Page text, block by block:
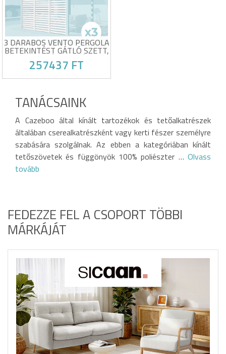
Árnyékot és magánéletet
biztosít pergolájának
3 DARABOS VENTO PERGOLA
BETEKINTÉST GÁTLÓ SZETT,
92 CM, FEHÉR ALUMÍNIUM
LAMELLÁS LÉCEKKEL - PIANA
257437 FT
betekintést gátló roló szett
Alumínium és horganyzott
acél keret
rács a fokozott magánéletért
Egyik oldalt teljesen lezárja,
akár 3 m-ig
Saját sikerének áldozata!
TANÁCSAINK
A Cazeboo által kínált tartozékok és tetőalkatrészek
általában cserealkatrészként vagy kerti fészer személyre
szabására szolgálnak. Az ebben a kategóriában kínált
tetőszövetek és függönyök 100% poliészter … Olvass
tovább
FEDEZZE FEL A CSOPORT TÖBBI
MÁRKÁJÁT